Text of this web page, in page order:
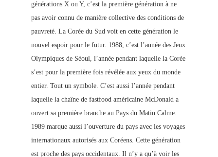
générations X ou Y, c’est la première génération à ne
pas avoir connu de manière collective des conditions de
pauvreté. La Corée du Sud voit en cette génération le
nouvel espoir pour le futur. 1988, c’est l’année des Jeux
Olympiques de Séoul, l’année pendant laquelle la Corée
s’est pour la première fois révélée aux yeux du monde
entier. Tout un symbole. C’est aussi l’année pendant
laquelle la chaîne de fastfood américaine McDonald a
ouvert sa première branche au Pays du Matin Calme.
1989 marque aussi l’ouverture du pays avec les voyages
internationaux autorisés aux Coréens. Cette génération
est proche des pays occidentaux. Il n’y a qu’à voir les